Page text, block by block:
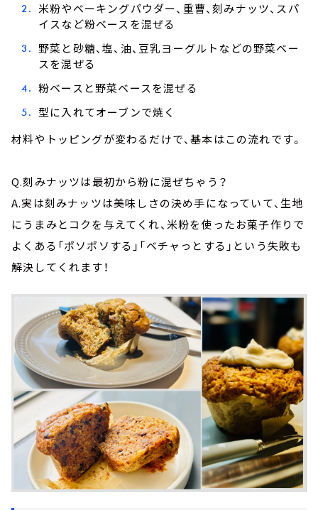
米粉やベーキングパウダー、重曹、刻みナッツ、スパ
イスなど粉ベースを混ぜる
野菜と砂糖、塩、油、豆乳ヨーグルトなどの野菜ベー
スを混ぜる
粉ベースと野菜ベースを混ぜる
型に入れてオーブンで焼く
材料やトッピングが変わるだけで、基本はこの流れです。
Q.刻みナッツは最初から粉に混ぜちゃう？
A.実は刻みナッツは美味しさの決め手になっていて、生地
にうまみとコクを与えてくれ、米粉を使ったお菓子作りで
よくある「ポソポソする」「ベチャっとする」という失敗も
解決してくれます！